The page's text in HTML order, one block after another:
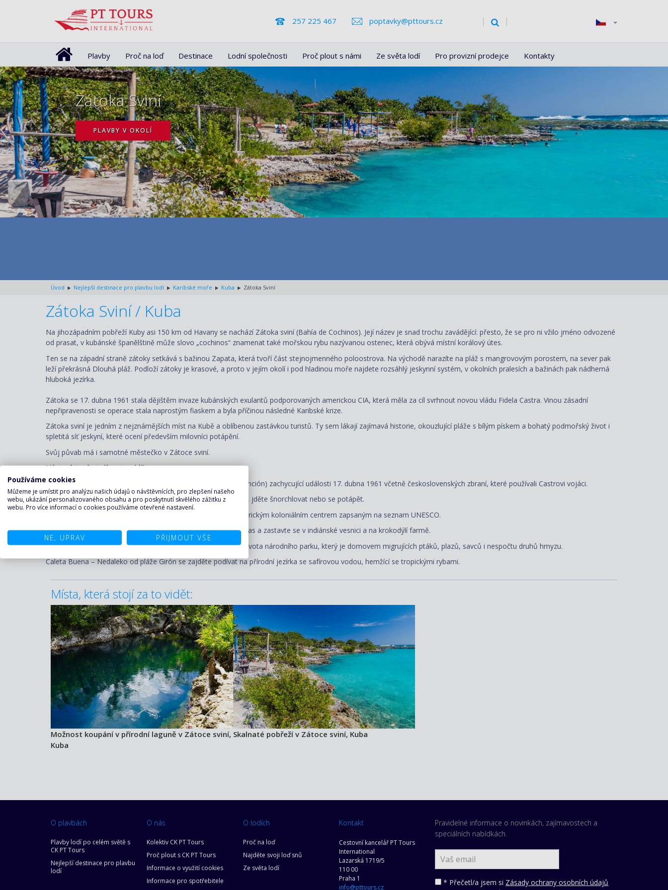
257 225 467 poptavky@pttours.cz
Plavby Proč na loď Destinace Lodní společnosti Proč plout s námi Ze světa lodí Pro provizní prodejce Kontakty
Zátoka Sviní
PLAVBY V OKOLÍ
Úvod Nejlepší destinace pro plavbu lodí Karibské moře Kuba Zátoka Sviní
Zátoka Sviní / Kuba
Na jihozápadním pobřeží Kuby asi 150 km od Havany se nachází Zátoka sviní (Bahía de Cochinos). Její název je snad trochu zavádějící: přesto, že se pro ni vžilo jméno odvozené
od prasat, v kubánské španělštině může slovo „cochinos“ znamenat také mořskou rybu nazývanou ostenec, která obývá místní korálový útes.
Ten se na západní straně zátoky setkává s bažinou Zapata, která tvoří část stejnojmenného poloostrova. Na východě narazíte na pláž s mangrovovým porostem, na sever pak
leží překrásná Dlouhá pláž. Podloží zátoky je krasové, a proto v jejím okolí i pod hladinou moře najdete rozsáhlý jeskynní systém, v okolních pralesích a bažinách pak nádherná
hluboká jezírka.
Zátoka se 17. dubna 1961 stala dějištěm invaze kubánských exulantů podporovaných americkou CIA, která měla za cíl svrhnout novou vládu Fidela Castra. Vinou zásadní
nepřipravenosti se operace stala naprostým fiaskem a byla příčinou následné Karibské krize.
Zátoka sviní je jedním z nejznámějších míst na Kubě a oblíbenou zastávkou turistů. Ty sem lákají zajímavá historie, okouzlující pláže s bílým pískem a bohatý podmořský život i
spletitá síť jeskyní, které ocení především milovníci potápění.
Svůj půvab má i samotné městečko v Zátoce sviní.
Místa, která stojí za to vidět
Playa Girón – Navštivte Muzeum vylodění (Museo de la Intervención) zachycující události 17. dubna 1961 včetně československých zbraní, které používali Castrovi vojáci.
Playa Larga – Relaxujte na jedné z nejkrásnějších pláží ostrova, jděte šnorchlovat nebo se potápět.
Cienfuegos – Asi 70 kilometrů od zátoky najdete město s historickým koloniálním centrem zapsaným na seznam UNESCO.
Matanzas – Podnikněte celodenní výlet na jih provincie Matanzas a zastavte se v indiánské vesnici a na krokodýlí farmě.
Parque Nacional Ciénaga de Zapata – Obdivujte rozmanitost života národního parku, který je domovem migrujících ptáků, plazů, savců i nespočtu druhů hmyzu.
Caleta Buena – Nedaleko od pláže Girón se zajděte podívat na přírodní jezírka se safírovou vodou, hemžící se tropickými rybami.
Místa, která stojí za to vidět:
Možnost koupání v přírodní laguně v Zátoce sviní,
Kuba
Skalnaté pobřeží v Zátoce sviní, Kuba
O plavbách
Plavby lodí po celém světě s
CK PT Tours
Nejlepší destinace pro plavbu
lodí
O nás
Kolektiv CK PT Tours
Proč plout s CK PT Tours
Informace o využití cookies
Informace pro spotřebitele
O lodích
Proč na loď
Najděte svoji loď snů
Ze světa lodí
Kontakt
Cestovní kancelář PT Tours
International
Lazarská 1719/5
110 00
Praha 1
info@pttours.cz
Pravidelné informace o novinkách, zajímavostech a
speciálních nabídkách.
* Přečetl/a jsem si Zásady ochrany osobních údajů
Používáme cookies
Můžeme je umístit pro analýzu našich údajů o návštěvnících, pro zlepšení našeho
webu, ukázání personalizovaného obsahu a pro poskytnutí skvělého zážitku z
webu. Pro více informací o cookies používáme otevřené nastavení.
NE, UPRAV PŘIJMOUT VŠE